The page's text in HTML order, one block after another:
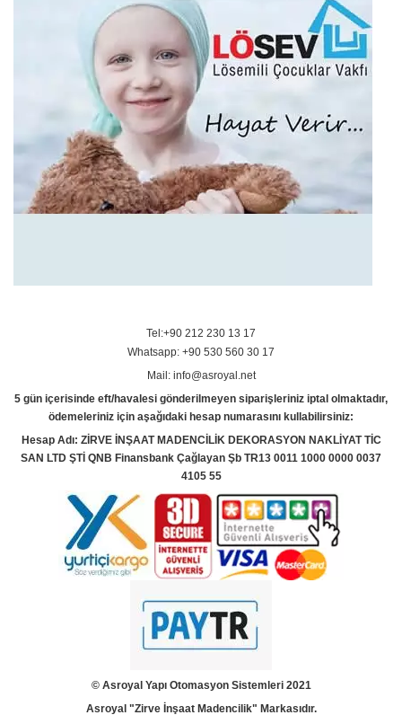
Tel:+90 212 230 13 17
Whatsapp: +90 530 560 30 17
Mail: info@asroyal.net
5 gün içerisinde eft/havalesi gönderilmeyen siparişleriniz iptal olmaktadır,
ödemeleriniz için aşağıdaki hesap numarasını kullabilirsiniz:
Hesap Adı: ZİRVE İNŞAAT MADENCİLİK DEKORASYON NAKLİYAT TİC
SAN LTD ŞTİ QNB Finansbank Çağlayan Şb TR13 0011 1000 0000 0037
4105 55
© Asroyal Yapı Otomasyon Sistemleri 2021
Asroyal "Zirve İnşaat Madencilik" Markasıdır.